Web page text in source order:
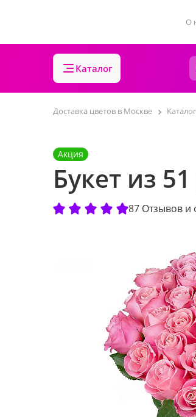
О
Каталог
Доставка цветов в Москве
Акция
Букет из
87 Отзывов и